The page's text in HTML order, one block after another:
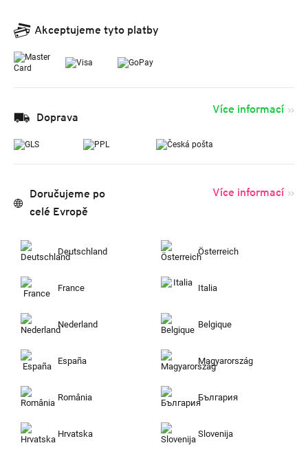
Akceptujeme tyto platby
Doprava
Více informací
Doručujeme po
celé Evropě
Více informací
Deutschland Österreich
France Italia
Nederland Belgique
España Magyarország
România България
Hrvatska Slovenija